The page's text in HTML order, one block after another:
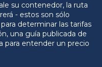
su contenedor, la ruta
- estos son sólo
determinar las tarifas
una guía publicada de
para entender un precio